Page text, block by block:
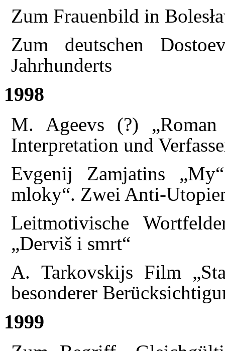
Zum Frauenbild in
Zum deutschen
Jahrhunderts
1998
M. Ageevs (?)
Interpretation und
Evgenij Zamjatins
mloky“. Zwei Anti-
Leitmotivische
„Derviš i smrt“
A. Tarkovskijs Film
besonderer
1999